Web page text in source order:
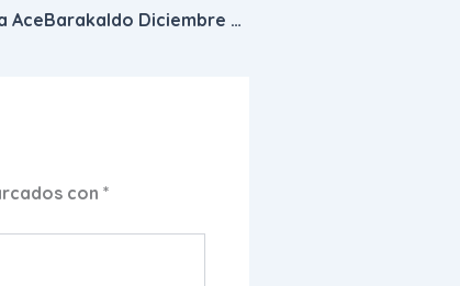
Promoción Tarjeta AceBarakaldo Diciembre 2014
con *